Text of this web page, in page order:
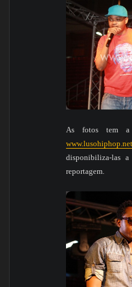
As fotos tem a
www.lusohiphop.net
disponibiliza-las a
reportagem.